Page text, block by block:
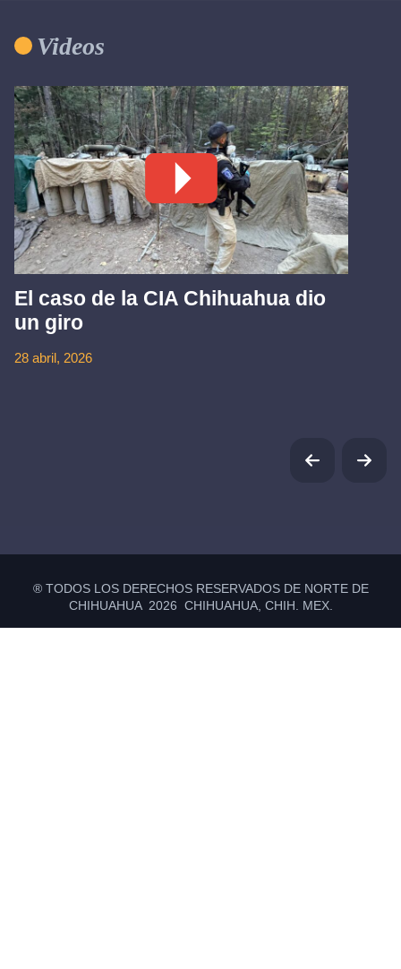
Videos
El caso de la CIA Chihuahua dio
un giro
28 abril, 2026
® TODOS LOS DERECHOS RESERVADOS DE NORTE DE
CHIHUAHUA 2026 CHIHUAHUA, CHIH. MEX.